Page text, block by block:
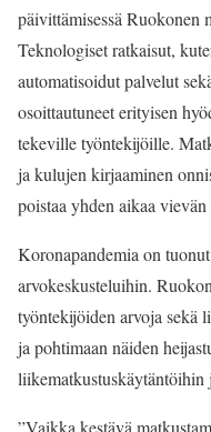
päivittämisessä Ruokonen
Teknologiset ratkaisut,
automatisoidut palvelut
osoittautuneet erityisen
tekeville työntekijöille.
ja kulujen kirjaaminen
poistaa yhden aikaa
Koronapandemia on
arvokeskusteluihin.
työntekijöiden arvoja sekä
ja pohtimaan näiden
liikematkustuskäytäntöihin
”Vaikka kestävä